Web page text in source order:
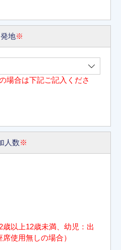
地※
場合は下記ご記入くださ
人数※
以上12歳未満、幼児：出
使用無しの場合）